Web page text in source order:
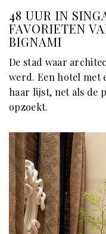
48 UUR IN
FAVORIETEN
BIGNAMI
De stad waar
werd. Een hotel met
haar lijst, net als de
opzoekt.